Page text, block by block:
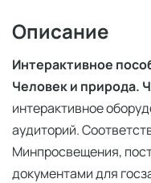
Описание
Интерактивное
Человек и природа.
интерактивное
аудиторий.
Минпросвещения,
документами для